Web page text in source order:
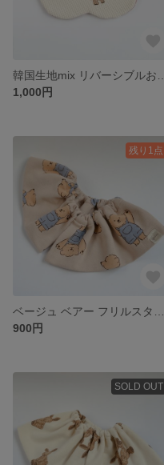
1,000円
残り1点
900円
SOLD OUT